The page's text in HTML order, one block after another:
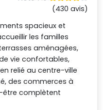
(430 avis)
spacieux et
les familles
aménagées,
vie confortables,
relié au centre-ville
des commerces à
être complètent